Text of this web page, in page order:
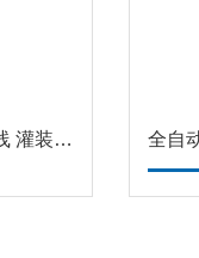
SG系列高速口服液生产线 灌装生产线